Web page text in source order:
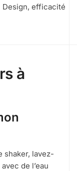
Design, efficacité
à
shaker, lavez-
de l’eau